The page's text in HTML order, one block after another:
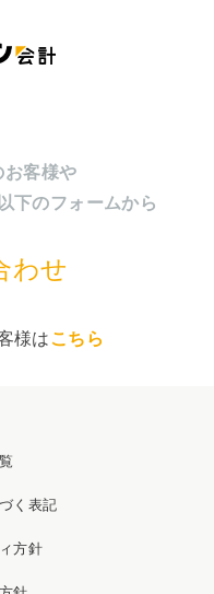
お客様や
下のフォームから
わせ
様はこちら
く表記
方針